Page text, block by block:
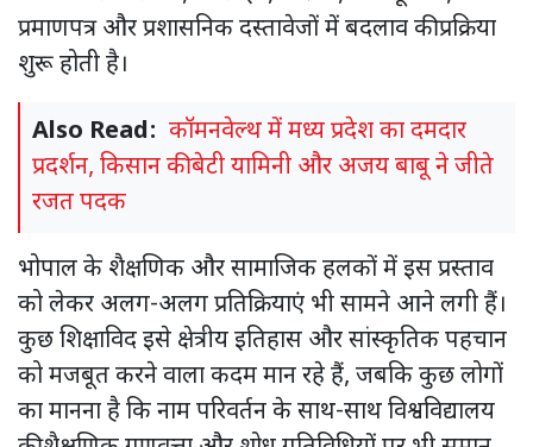
प्रमाणपत्र और प्रशासनिक दस्तावेजों में बदलाव की प्रक्रिया
शुरू होती है।
Also Read: कॉमनवेल्थ में मध्य प्रदेश का दमदार
प्रदर्शन, किसान की बेटी यामिनी और अजय बाबू ने जीते
रजत पदक
भोपाल के शैक्षणिक और सामाजिक हलकों में इस प्रस्ताव
को लेकर अलग-अलग प्रतिक्रियाएं भी सामने आने लगी हैं।
कुछ शिक्षाविद इसे क्षेत्रीय इतिहास और सांस्कृतिक पहचान
को मजबूत करने वाला कदम मान रहे हैं, जबकि कुछ लोगों
का मानना है कि नाम परिवर्तन के साथ-साथ विश्वविद्यालय